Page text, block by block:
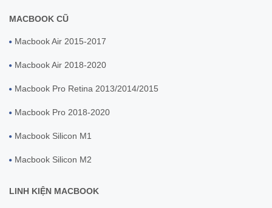
MACBOOK CŨ
Macbook Air 2015-2017
Macbook Air 2018-2020
Macbook Pro Retina 2013/2014/2015
Macbook Pro 2018-2020
Macbook Silicon M1
Macbook Silicon M2
LINH KIỆN MACBOOK